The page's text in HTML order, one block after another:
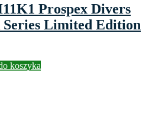
Prospex Divers
Series Limited Edition
koszyka